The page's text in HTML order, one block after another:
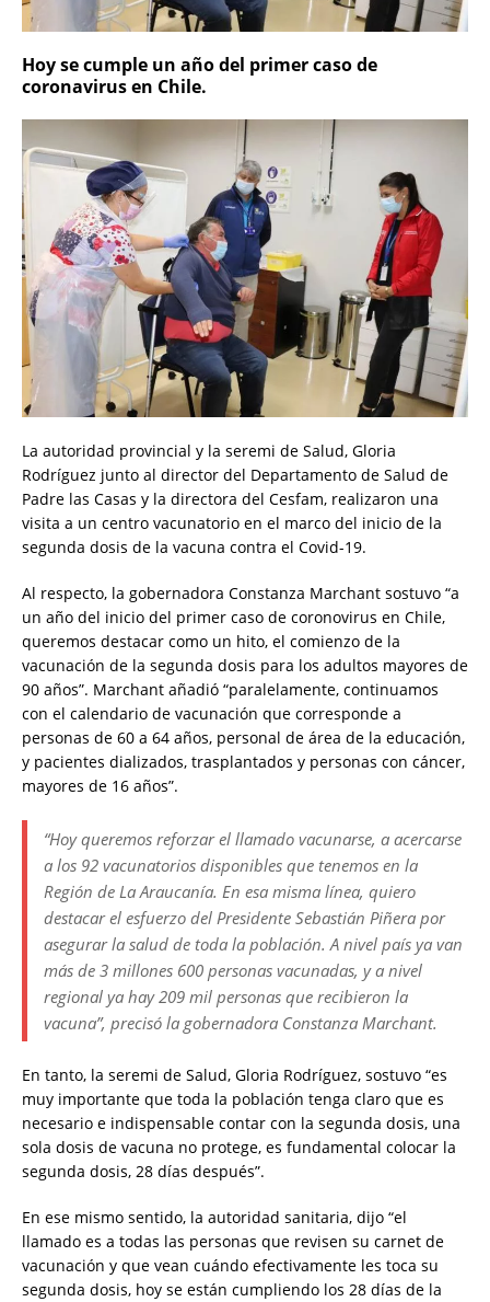
Hoy se cumple un año del primer caso de
coronavirus en Chile.
La autoridad provincial y la seremi de Salud, Gloria
Rodríguez junto al director del Departamento de Salud de
Padre las Casas y la directora del Cesfam, realizaron una
visita a un centro vacunatorio en el marco del inicio de la
segunda dosis de la vacuna contra el Covid-19.
Al respecto, la gobernadora Constanza Marchant sostuvo “a
un año del inicio del primer caso de coronovirus en Chile,
queremos destacar como un hito, el comienzo de la
vacunación de la segunda dosis para los adultos mayores de
90 años”. Marchant añadió “paralelamente, continuamos
con el calendario de vacunación que corresponde a
personas de 60 a 64 años, personal de área de la educación,
y pacientes dializados, trasplantados y personas con cáncer,
mayores de 16 años”.
“Hoy queremos reforzar el llamado vacunarse, a acercarse
a los 92 vacunatorios disponibles que tenemos en la
Región de La Araucanía. En esa misma línea, quiero
destacar el esfuerzo del Presidente Sebastián Piñera por
asegurar la salud de toda la población. A nivel país ya van
más de 3 millones 600 personas vacunadas, y a nivel
regional ya hay 209 mil personas que recibieron la
vacuna”, precisó la gobernadora Constanza Marchant.
En tanto, la seremi de Salud, Gloria Rodríguez, sostuvo “es
muy importante que toda la población tenga claro que es
necesario e indispensable contar con la segunda dosis, una
sola dosis de vacuna no protege, es fundamental colocar la
segunda dosis, 28 días después”.
En ese mismo sentido, la autoridad sanitaria, dijo “el
llamado es a todas las personas que revisen su carnet de
vacunación y que vean cuándo efectivamente les toca su
segunda dosis, hoy se están cumpliendo los 28 días de la